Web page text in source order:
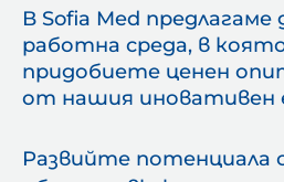
BEST IWS
В Sofia Med предлагаме
работна среда, в
придобиете ценен
от нашия иновативен
Развийте потенциала